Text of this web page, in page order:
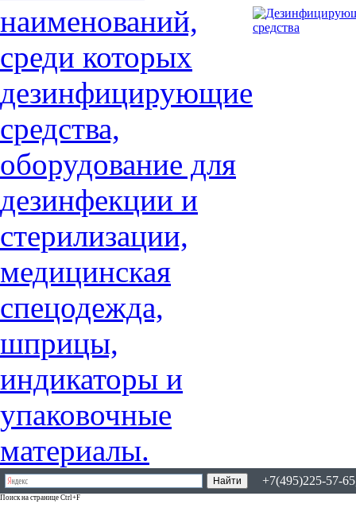
+7(495)225-57-
Поиск на странице Ctrl+F